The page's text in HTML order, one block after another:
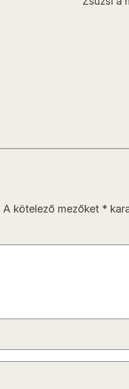
A kötelező mezőket *